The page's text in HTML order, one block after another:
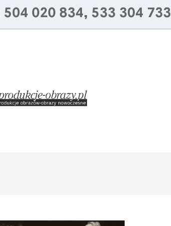
504 020 834, 533 304 733